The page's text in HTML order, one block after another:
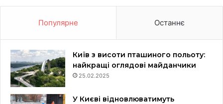
Популярне Останнє
Київ з висоти пташиного польоту:
найкращі оглядові майданчики
25.02.2025
У Києві відновлюватимуть